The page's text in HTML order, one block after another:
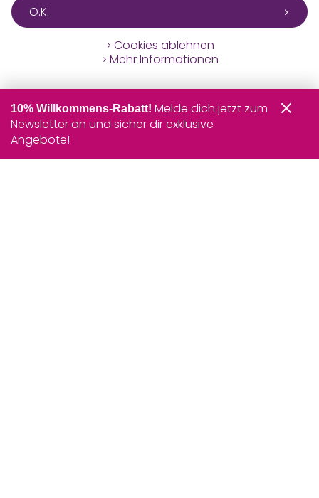
O.K.
Cookies ablehnen
Mehr Informationen
10% Willkommens-Rabatt! Melde dich jetzt zum
Newsletter an und sicher dir exklusive
Angebote!